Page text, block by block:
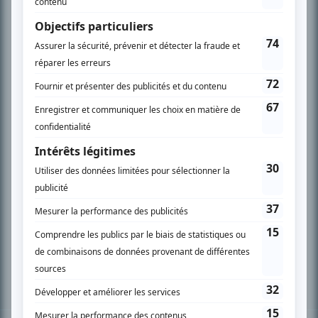
PLAN DU SITE
Accueil
Liste des oeuvres
Liste des comédiens
Recherche avancée
À propos
Nous contacter
Termes et conditions